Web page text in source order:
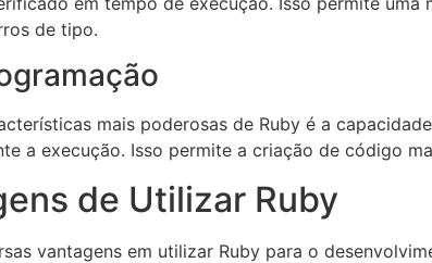
de tipo.
mais poderosas de Ruby é a
a execução. Isso permite a criação de código
de Utilizar Ruby
vantagens em utilizar Ruby para o